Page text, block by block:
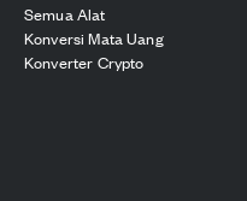
Semua Alat
Konversi Mata Uang
Konverter Crypto